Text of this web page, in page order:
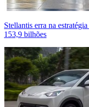
Stellantis erra na
153,9 bilhões